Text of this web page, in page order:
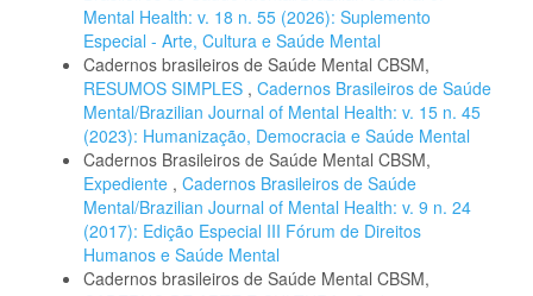
Mental Health: v. 18 n. 55 (2026): Suplemento
Especial - Arte, Cultura e Saúde Mental
Cadernos brasileiros de Saúde Mental CBSM,
RESUMOS SIMPLES , Cadernos Brasileiros de Saúde
Mental/Brazilian Journal of Mental Health: v. 15 n. 45
(2023): Humanização, Democracia e Saúde Mental
Cadernos Brasileiros de Saúde Mental CBSM,
Expediente , Cadernos Brasileiros de Saúde
Mental/Brazilian Journal of Mental Health: v. 9 n. 24
(2017): Edição Especial III Fórum de Direitos
Humanos e Saúde Mental
Cadernos brasileiros de Saúde Mental CBSM,